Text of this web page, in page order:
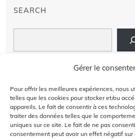
Gérer le
Pour offrir les meilleures expériences, nous
telles que les cookies pour stocker et/ou
appareils. Le fait de consentir à ces
traiter des données telles que le
uniques sur ce site. Le fait de ne pas
consentement peut avoir un effet négatif
SEARCH
À PROPOS DE NOUS
AVIS DE NON-RESPONSABILITÉ